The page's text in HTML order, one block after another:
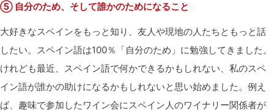
⑤ 自分のため、そして誰かのためになること
大好きなスペインをもっと知り、友人や現地の人たちともっと話
したい。スペイン語は100％「自分のため」に勉強してきました。
けれども最近、スペイン語で何かできるかもしれない、私のスペ
イン語が誰かの助けになるかもしれないと思い始めました。例え
ば、趣味で参加したワイン会にスペイン人のワイナリー関係者が